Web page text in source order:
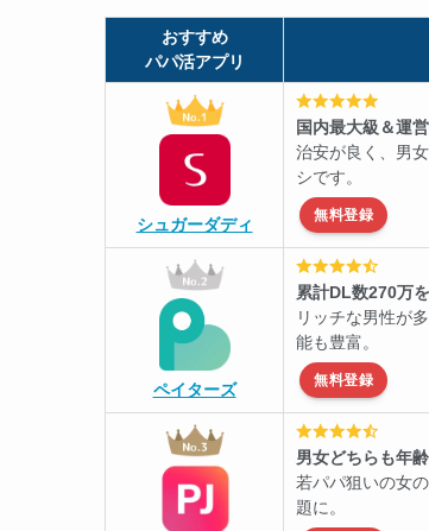
おすすめ
パパ活アプリ
シュガーダディ
国内最大級＆運
治安が良く、男
シです。
無料登録
ペイターズ
累計DL数270万
リッチな男性が
能も豊富。
無料登録
男女どちらも年
若パパ狙いの女
題に。